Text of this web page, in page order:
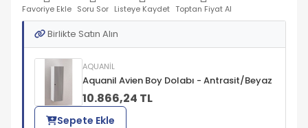
Favoriye Ekle Soru Sor Listeye Kaydet Toptan Fiyat Al
Birlikte Satın Alın
AQUANİL
Aquanil Avien Boy Dolabı - Antrasit/Beyaz
10.866,24 TL
Sepete Ekle